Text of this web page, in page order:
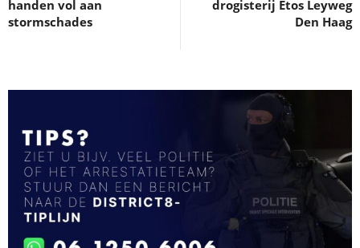
handen vol aan
stormschades
drogisterij Etos Leyweg
Den Haag